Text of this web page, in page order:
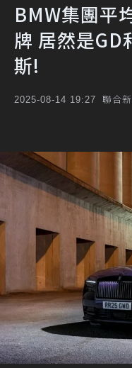
BMW集團平
牌 居然是
斯!
2025-08-14 19:27 聯合